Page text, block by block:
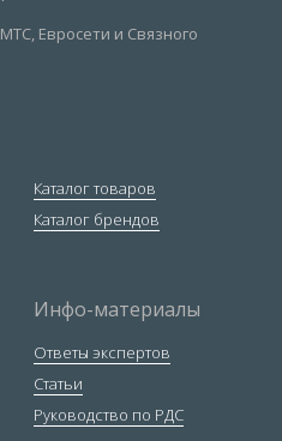
Каталог товаров
Каталог брендов
Инфо-материалы
Ответы экспертов
Статьи
Руководство по РДС